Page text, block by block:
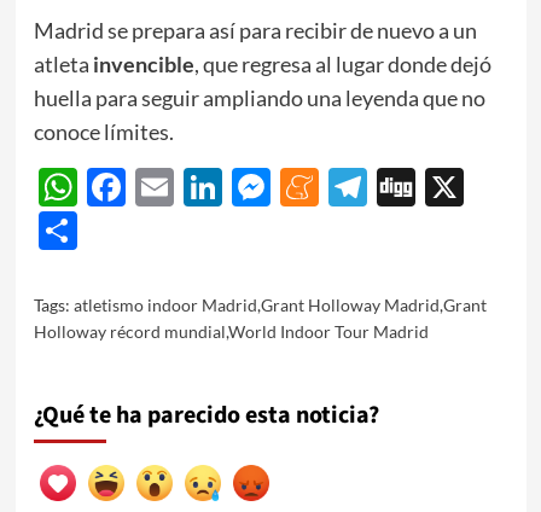
Madrid se prepara así para recibir de nuevo a un
atleta invencible, que regresa al lugar donde dejó
huella para seguir ampliando una leyenda que no
conoce límites.
WhatsApp
Facebook
EmailLinkedIn
Messenger
Meneame
Telegram
Digg
X
Share
Tags: atletismo indoor Madrid,Grant Holloway Madrid,Grant
Holloway récord mundial,World Indoor Tour Madrid
¿Qué te ha parecido esta noticia?